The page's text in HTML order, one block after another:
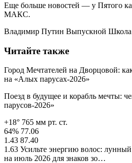
Еще больше новостей — у Пятого
МАКС.
Владимир Путин Выпускной
Читайте также
Город Мечтателей на Дворцовой:
на «Алых парусах‑2026»
Поезд в будущее и корабль мечты:
парусов-2026»
+18° 765 мм рт. ст.
64% 77.06
1.43 87.40
1.63 Усильте энергию волос:
на июль 2026 для знаков зо…